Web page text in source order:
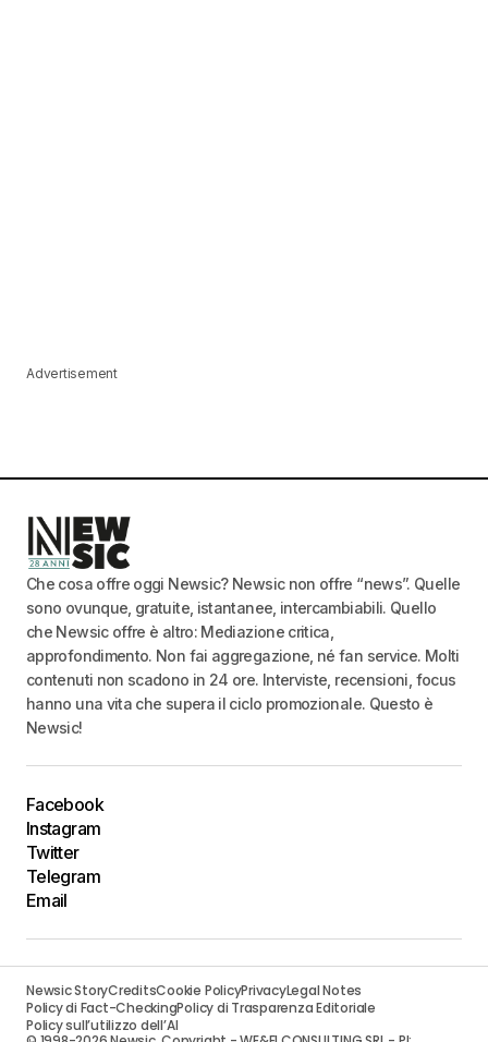
Advertisement
Che cosa offre oggi Newsic? Newsic non offre “news”. Quelle
sono ovunque, gratuite, istantanee, intercambiabili. Quello
che Newsic offre è altro: Mediazione critica,
approfondimento. Non fai aggregazione, né fan service. Molti
contenuti non scadono in 24 ore. Interviste, recensioni, focus
hanno una vita che supera il ciclo promozionale. Questo è
Newsic!
Facebook
Instagram
Twitter
Telegram
Email
Newsic StoryCreditsCookie PolicyPrivacyLegal Notes
Policy di Fact-CheckingPolicy di Trasparenza Editoriale
Policy sull’utilizzo dell’AI